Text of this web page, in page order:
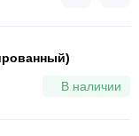
В наличии